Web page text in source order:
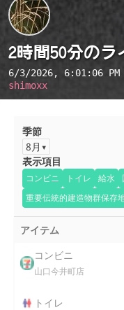
2時間50分のラ
6/3/2026, 6:01:06 PM
shimoxx
季節
8月
表示項目
コンビニ トイレ 給水
重要伝統的建造物群保存
アイテム
コンビニ
山口今井町店
トイレ